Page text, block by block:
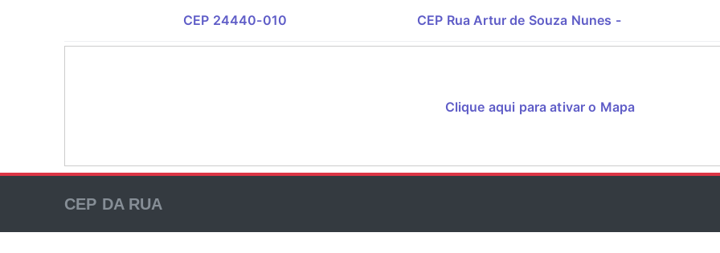
CEP 24440-010 CEP Rua Artur de Souza Nunes -
Clique aqui para ativar o Mapa
CEP DA RUA